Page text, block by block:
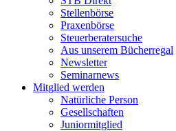
Stellenbörse
Praxenbörse
Steuerberatersuche
Aus unserem Bücherregal
Newsletter
Seminarnews
Mitglied werden
Natürliche Person
Gesellschaften
Juniormitglied